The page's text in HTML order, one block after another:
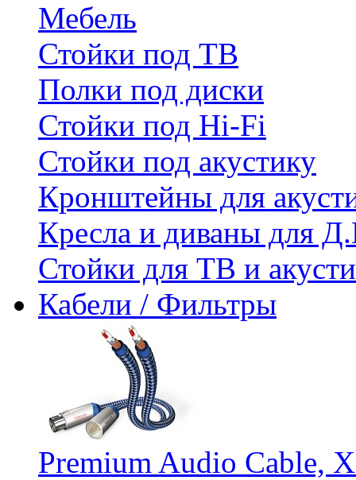
Мебель
Стойки под ТВ
Полки под диски
Стойки под Hi-Fi
Стойки под акустику
Кронштейны для
Кресла и диваны для
Стойки для ТВ и
Кабели / Фильтры
Premium Audio Cable,